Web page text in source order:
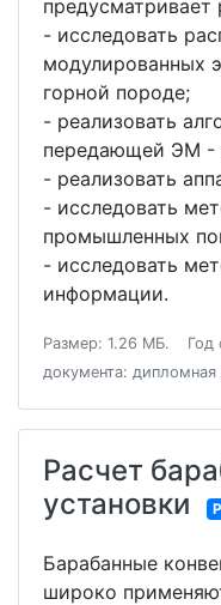
- исследовать
модулированных
горной породе;
- реализовать
передающей ЭМ -
- реализовать
- исследовать
промышленных
- исследовать
информации.
Размер: 1.26 МБ. Год
документа: дипломная
Расчет
установки
Барабанные
широко